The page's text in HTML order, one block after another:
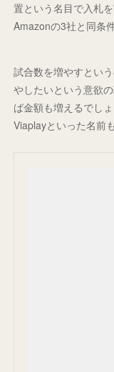
置という名目で入札
Amazonの3社と同条
試合数を増やすとい
やしたいという意欲
ば金額も増えるでし
Viaplayといった名前